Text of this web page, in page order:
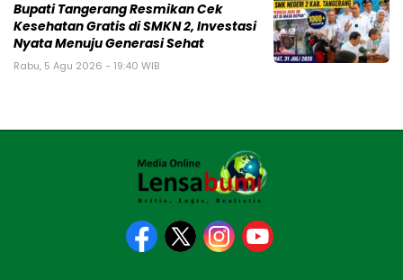
‎Bupati Tangerang Resmikan Cek
Kesehatan Gratis di SMKN 2, Investasi
Nyata Menuju Generasi Sehat
Rabu, 5 Agu 2026 - 19:40 WIB